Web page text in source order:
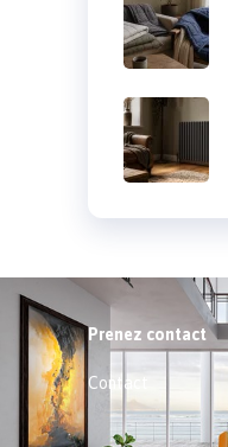
Prenez contact
Contact